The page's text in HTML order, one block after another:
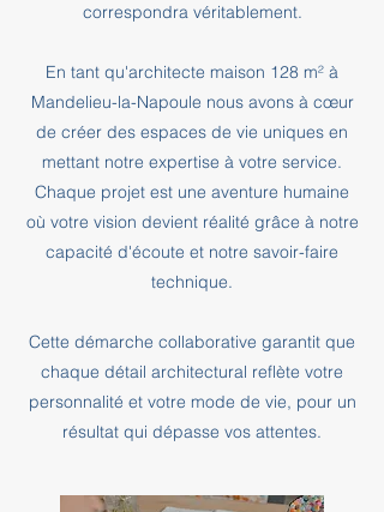
correspondra véritablement.
En tant qu'architecte maison 128 m² à
Mandelieu-la-Napoule nous avons à cœur
de créer des espaces de vie uniques en
mettant notre expertise à votre service.
Chaque projet est une aventure humaine
où votre vision devient réalité grâce à notre
capacité d'écoute et notre savoir-faire
technique.
Cette démarche collaborative garantit que
chaque détail architectural reflète votre
personnalité et votre mode de vie, pour un
résultat qui dépasse vos attentes.